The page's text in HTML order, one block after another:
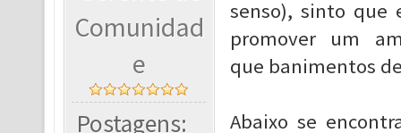
Comunidad
e
Postagens:
senso), sinto
promover um
que banimentos
Abaixo se